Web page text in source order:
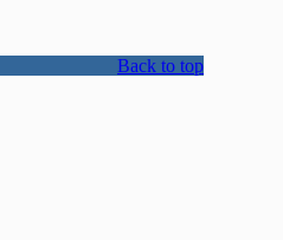
Back to top